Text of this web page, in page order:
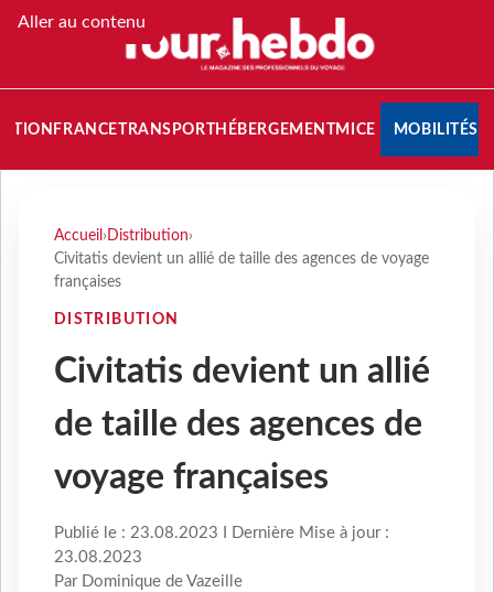
Aller au contenu
FRANCETRANSPORT HÉBERGEMENTMICE MOBILITÉS
Accueil › Distribution›
Civitatis devient un allié de taille des agences de voyage
françaises
DISTRIBUTION
Civitatis devient un allié
de taille des agences de
voyage françaises
Publié le : 23.08.2023 I Dernière Mise à jour :
23.08.2023
Par Dominique de Vazeille